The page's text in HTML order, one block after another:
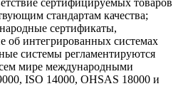
стандартам качества;
сертификаты,
об интегрированных системах
системы регламентируются
мире международными
ISO 14000, OHSAS 18000 и